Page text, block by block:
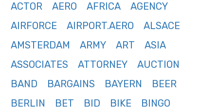
ACTOR
AERO AFRICA
AGENCY
AIRFORCE
AIRPORT.AERO
ALSACE
AMSTERDAM
ARMY ART
ASIA
ASSOCIATES
ATTORNEY
AUCTION
BAND
BARGAINS BAYERN
BEER
BERLIN
BET BID BIKE
BINGO